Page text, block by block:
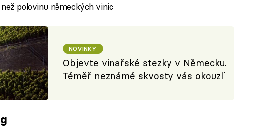
polovinu německých vinic
NOVINKY
Objevte vinařské stezky v Německu.
Téměř neznámé skvosty vás okouzlí